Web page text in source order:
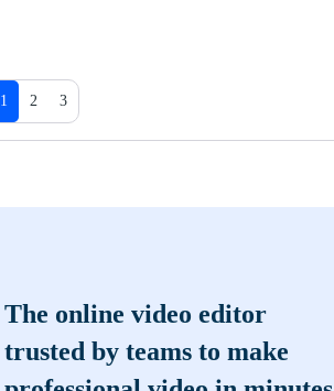
1 2 3
The online video editor
trusted by teams to make